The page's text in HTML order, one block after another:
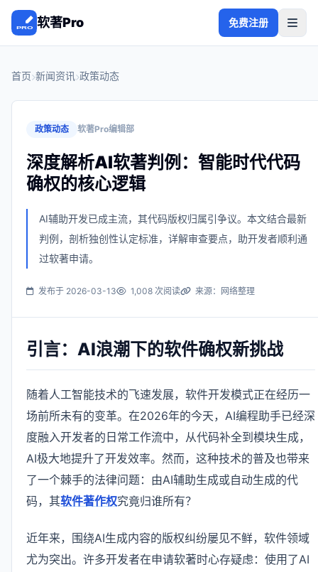
软著Pro 免费注册
首页 新闻资讯 政策动态
政策动态 软著Pro编辑部
深度解析AI软著判例：智能时代代码
确权的核心逻辑
AI辅助开发已成主流，其代码版权归属引争议。本文结合最新
判例，剖析独创性认定标准，详解审查要点，助开发者顺利通
过软著申请。
发布于 2026-03-13 1,008 次阅读 来源：网络整理
引言：AI浪潮下的软件确权新挑战
随着人工智能技术的飞速发展，软件开发模式正在经历一
场前所未有的变革。在2026年的今天，AI编程助手已经深
度融入开发者的日常工作流中，从代码补全到模块生成，
AI极大地提升了开发效率。然而，这种技术的普及也带来
了一个棘手的法律问题：由AI辅助生成或自动生成的代
码，其软件著作权究竟归谁所有？
近年来，围绕AI生成内容的版权纠纷屡见不鲜，软件领域
尤为突出。许多开发者在申请软著时心存疑虑：使用了AI